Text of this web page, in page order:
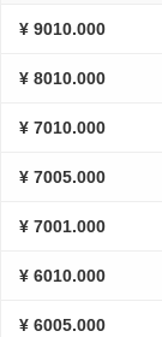
¥ 9010.000
¥ 8010.000
¥ 7010.000
¥ 7005.000
¥ 7001.000
¥ 6010.000
¥ 6005.000